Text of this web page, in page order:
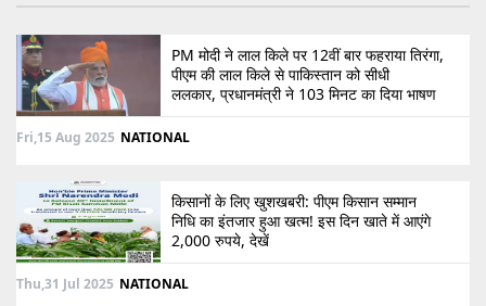
PM मोदी ने लाल किले पर 12वीं बार फहराया तिरंगा,
पीएम की लाल किले से पाकिस्तान को सीधी
ललकार, प्रधानमंत्री ने 103 मिनट का दिया भाषण
Fri,15 Aug 2025 NATIONAL
किसानों के लिए खुशखबरी: पीएम किसान सम्मान
निधि का इंतजार हुआ खत्म! इस दिन खाते में आएंगे
2,000 रुपये, देखें
Thu,31 Jul 2025 NATIONAL